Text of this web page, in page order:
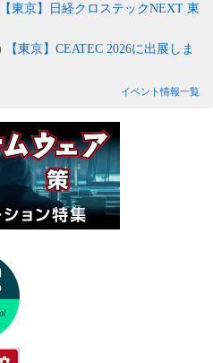
【東京】日経クロステックNEXT 東
【東京】CEATEC 2026に出展しま
イベント情報一覧